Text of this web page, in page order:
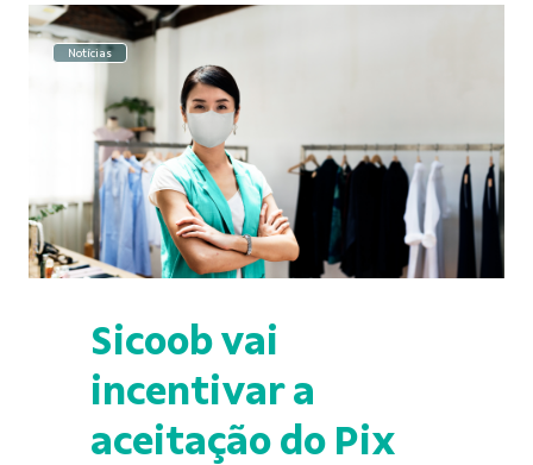
Notícias
Sicoob vai
incentivar a
aceitação do Pix